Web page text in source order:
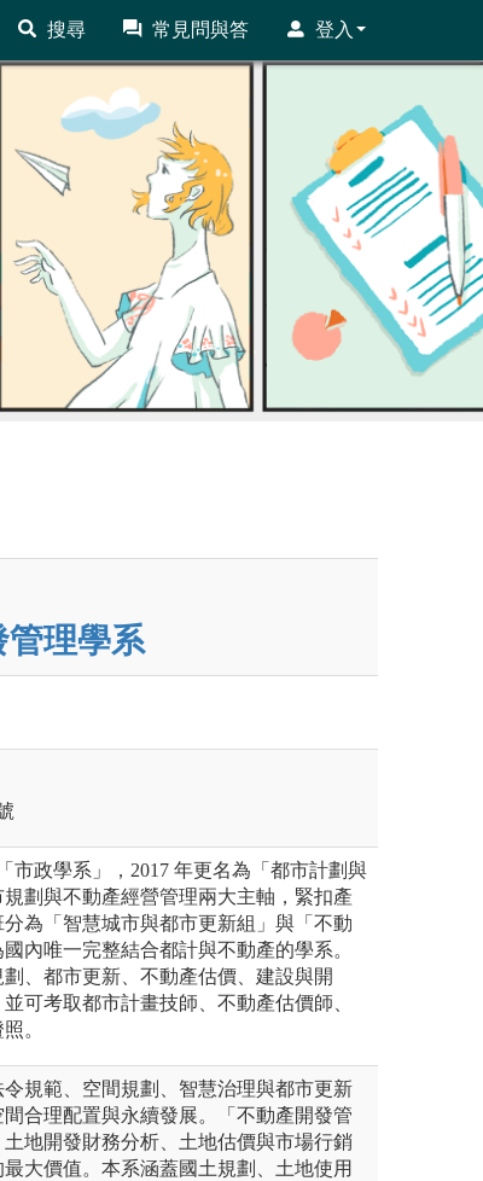
搜尋 常見問與答 登入
管理學系
市政學系」，2017 年更名為「都市計劃與
劃與不動產經營管理兩大主軸，緊扣產
為「智慧城市與都市更新組」與「不動
內唯一完整結合都計與不動產的學系。
、都市更新、不動產估價、建設與開
可考取都市計畫技師、不動產估價師、
。
令規範、空間規劃、智慧治理與都市更新
合理配置與永續發展。「不動產開發管
地開發財務分析、土地估價與市場行銷
大價值。本系涵蓋國土規劃、土地使用